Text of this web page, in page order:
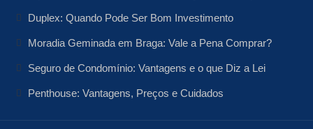
Duplex: Quando Pode Ser Bom Investimento
Moradia Geminada em Braga: Vale a Pena Comprar?
Seguro de Condomínio: Vantagens e o que Diz a Lei
Penthouse: Vantagens, Preços e Cuidados